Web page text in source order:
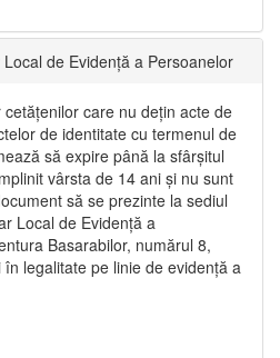
de Evidență a Persoanelor
care nu dețin acte de
de identitate cu termenul de
să expire până la sfârșitul
vârsta de 14 ani și nu sunt
să se prezinte la sediul
Local de Evidență a
Basarabilor, numărul 8,
legalitate pe linie de evidență a